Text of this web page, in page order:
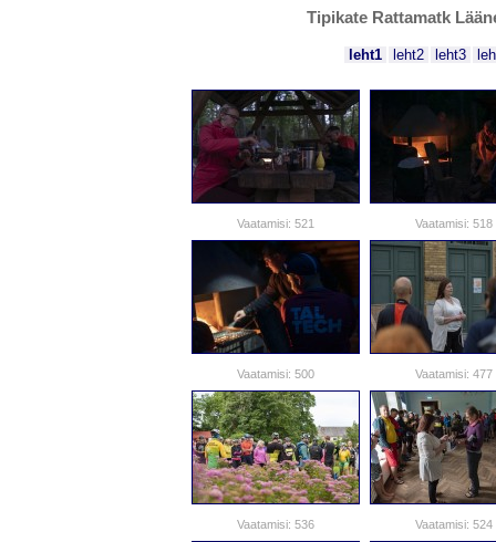
Tipikate Rattamatk
leht1 leht2 leht3
Vaatamisi: 521 Vaatamisi: 518
Vaatamisi: 500 Vaatamisi: 477
Vaatamisi: 536 Vaatamisi: 524